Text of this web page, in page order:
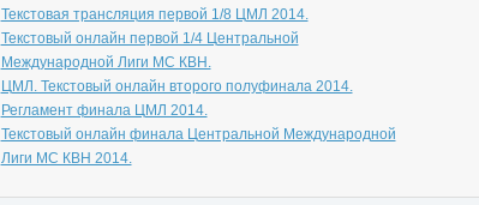
Текстовая трансляция первой 1/8 ЦМЛ 2014.
Текстовый онлайн первой 1/4 Центральной
Международной Лиги МС КВН.
ЦМЛ. Текстовый онлайн второго полуфинала 2014.
Регламент финала ЦМЛ 2014.
Текстовый онлайн финала Центральной Международной
Лиги МС КВН 2014.